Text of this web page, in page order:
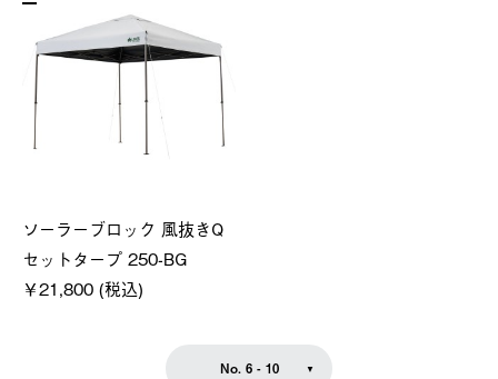
ソーラーブロック 風抜きQ
セットタープ 250-BG
￥21,800 (税込)
No. 6 - 10